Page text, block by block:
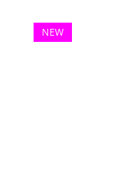
NEW